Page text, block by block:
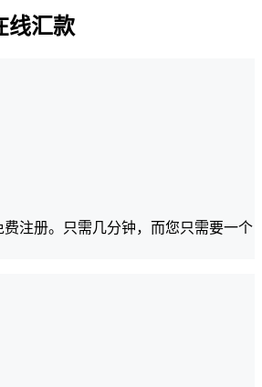
线汇款
注册。只需几分钟，而您只需要一个